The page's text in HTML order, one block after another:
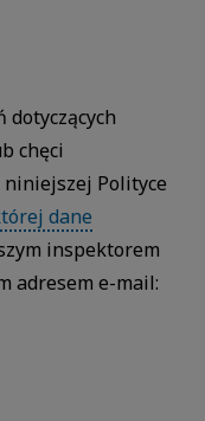
chęci
Polityce
dane
inspektorem
adresem e-mail: